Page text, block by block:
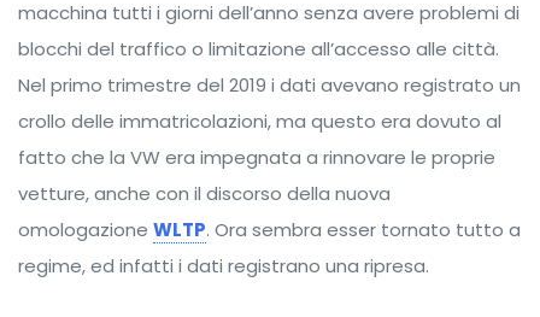
macchina tutti i giorni dell’anno senza avere problemi di
blocchi del traffico o limitazione all’accesso alle città.
Nel primo trimestre del 2019 i dati avevano registrato un
crollo delle immatricolazioni, ma questo era dovuto al
fatto che la VW era impegnata a rinnovare le proprie
vetture, anche con il discorso della nuova
omologazione WLTP. Ora sembra esser tornato tutto a
regime, ed infatti i dati registrano una ripresa.